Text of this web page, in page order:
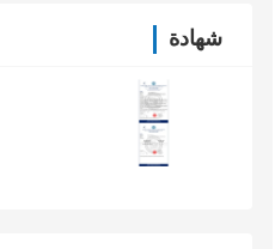
شهادة